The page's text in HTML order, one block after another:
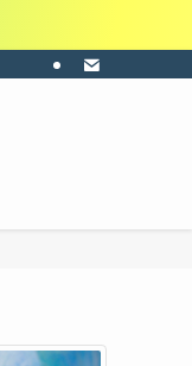
別にお見積り。ご依頼は